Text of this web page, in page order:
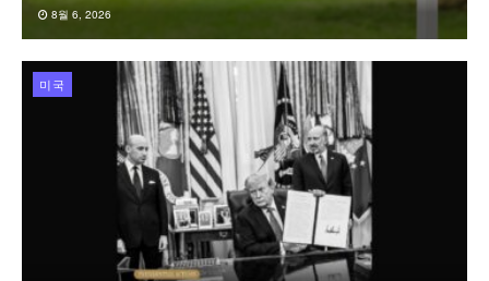
8월 6, 2026
미국